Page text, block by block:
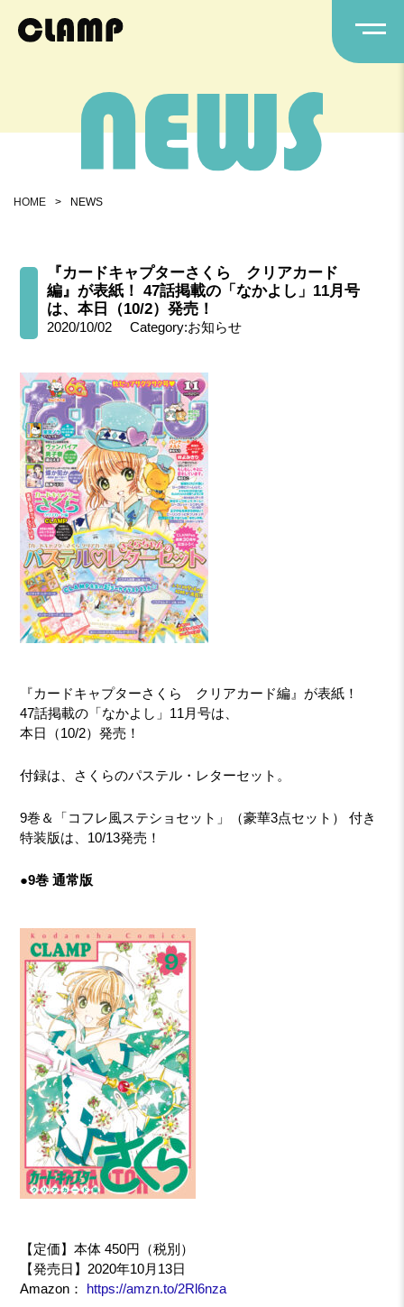
HOME > NEWS
『カードキャプターさくら クリアカード
編』が表紙！ 47話掲載の「なかよし」11月号
は、本日（10/2）発売！
2020/10/02 Category:お知らせ
『カードキャプターさくら クリアカード編』が表紙！
47話掲載の「なかよし」11月号は、
本日（10/2）発売！
付録は、さくらのパステル・レターセット。
9巻＆「コフレ風ステショセット」（豪華3点セット） 付き
特装版は、10/13発売！
●9巻 通常版
【定価】本体 450円（税別）
【発売日】2020年10月13日
Amazon： https://amzn.to/2Rl6nza